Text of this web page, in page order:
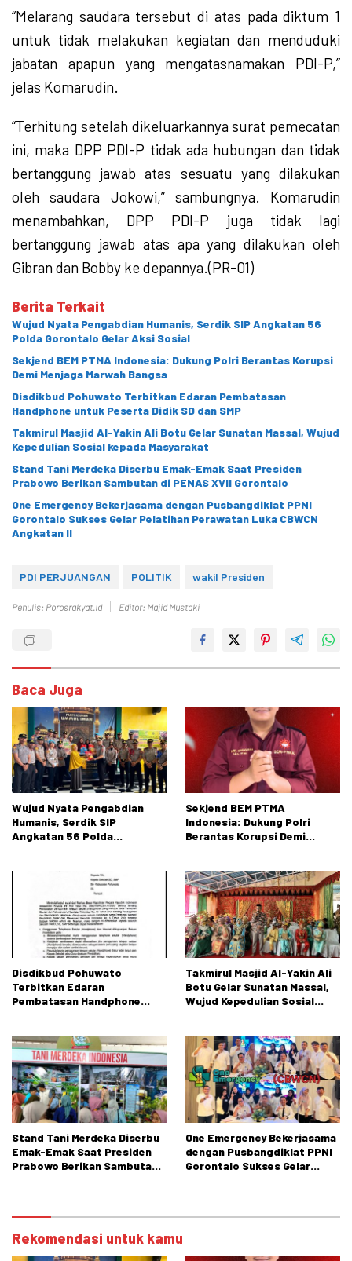
“Melarang saudara tersebut di atas pada diktum 1
untuk tidak melakukan kegiatan dan menduduki
jabatan apapun yang mengatasnamakan PDI-P,”
jelas Komarudin.
“Terhitung setelah dikeluarkannya surat pemecatan
ini, maka DPP PDI-P tidak ada hubungan dan tidak
bertanggung jawab atas sesuatu yang dilakukan
oleh saudara Jokowi,” sambungnya. Komarudin
menambahkan, DPP PDI-P juga tidak lagi
bertanggung jawab atas apa yang dilakukan oleh
Gibran dan Bobby ke depannya.(PR-01)
Berita Terkait
Wujud Nyata Pengabdian Humanis, Serdik SIP Angkatan 56
Polda Gorontalo Gelar Aksi Sosial
Sekjend BEM PTMA Indonesia: Dukung Polri Berantas Korupsi
Demi Menjaga Marwah Bangsa
Disdikbud Pohuwato Terbitkan Edaran Pembatasan
Handphone untuk Peserta Didik SD dan SMP
Takmirul Masjid Al-Yakin Ali Botu Gelar Sunatan Massal, Wujud
Kepedulian Sosial kepada Masyarakat
Stand Tani Merdeka Diserbu Emak-Emak Saat Presiden
Prabowo Berikan Sambutan di PENAS XVII Gorontalo
One Emergency Bekerjasama dengan Pusbangdiklat PPNI
Gorontalo Sukses Gelar Pelatihan Perawatan Luka CBWCN
Angkatan II
PDI PERJUANGAN POLITIK wakil Presiden
Penulis: Porosrakyat.id Editor: Majid Mustaki
Baca Juga
Wujud Nyata Pengabdian
Humanis, Serdik SIP
Angkatan 56 Polda
Sekjend BEM PTMA
Indonesia: Dukung Polri
Berantas Korupsi Demi
Disdikbud Pohuwato
Terbitkan Edaran
Pembatasan Handphone
Takmirul Masjid Al-Yakin Ali
Botu Gelar Sunatan Massal,
Wujud Kepedulian Sosial
Stand Tani Merdeka Diserbu
Emak-Emak Saat Presiden
Prabowo Berikan Sambutan
One Emergency Bekerjasama
dengan Pusbangdiklat PPNI
Gorontalo Sukses Gelar
Rekomendasi untuk kamu